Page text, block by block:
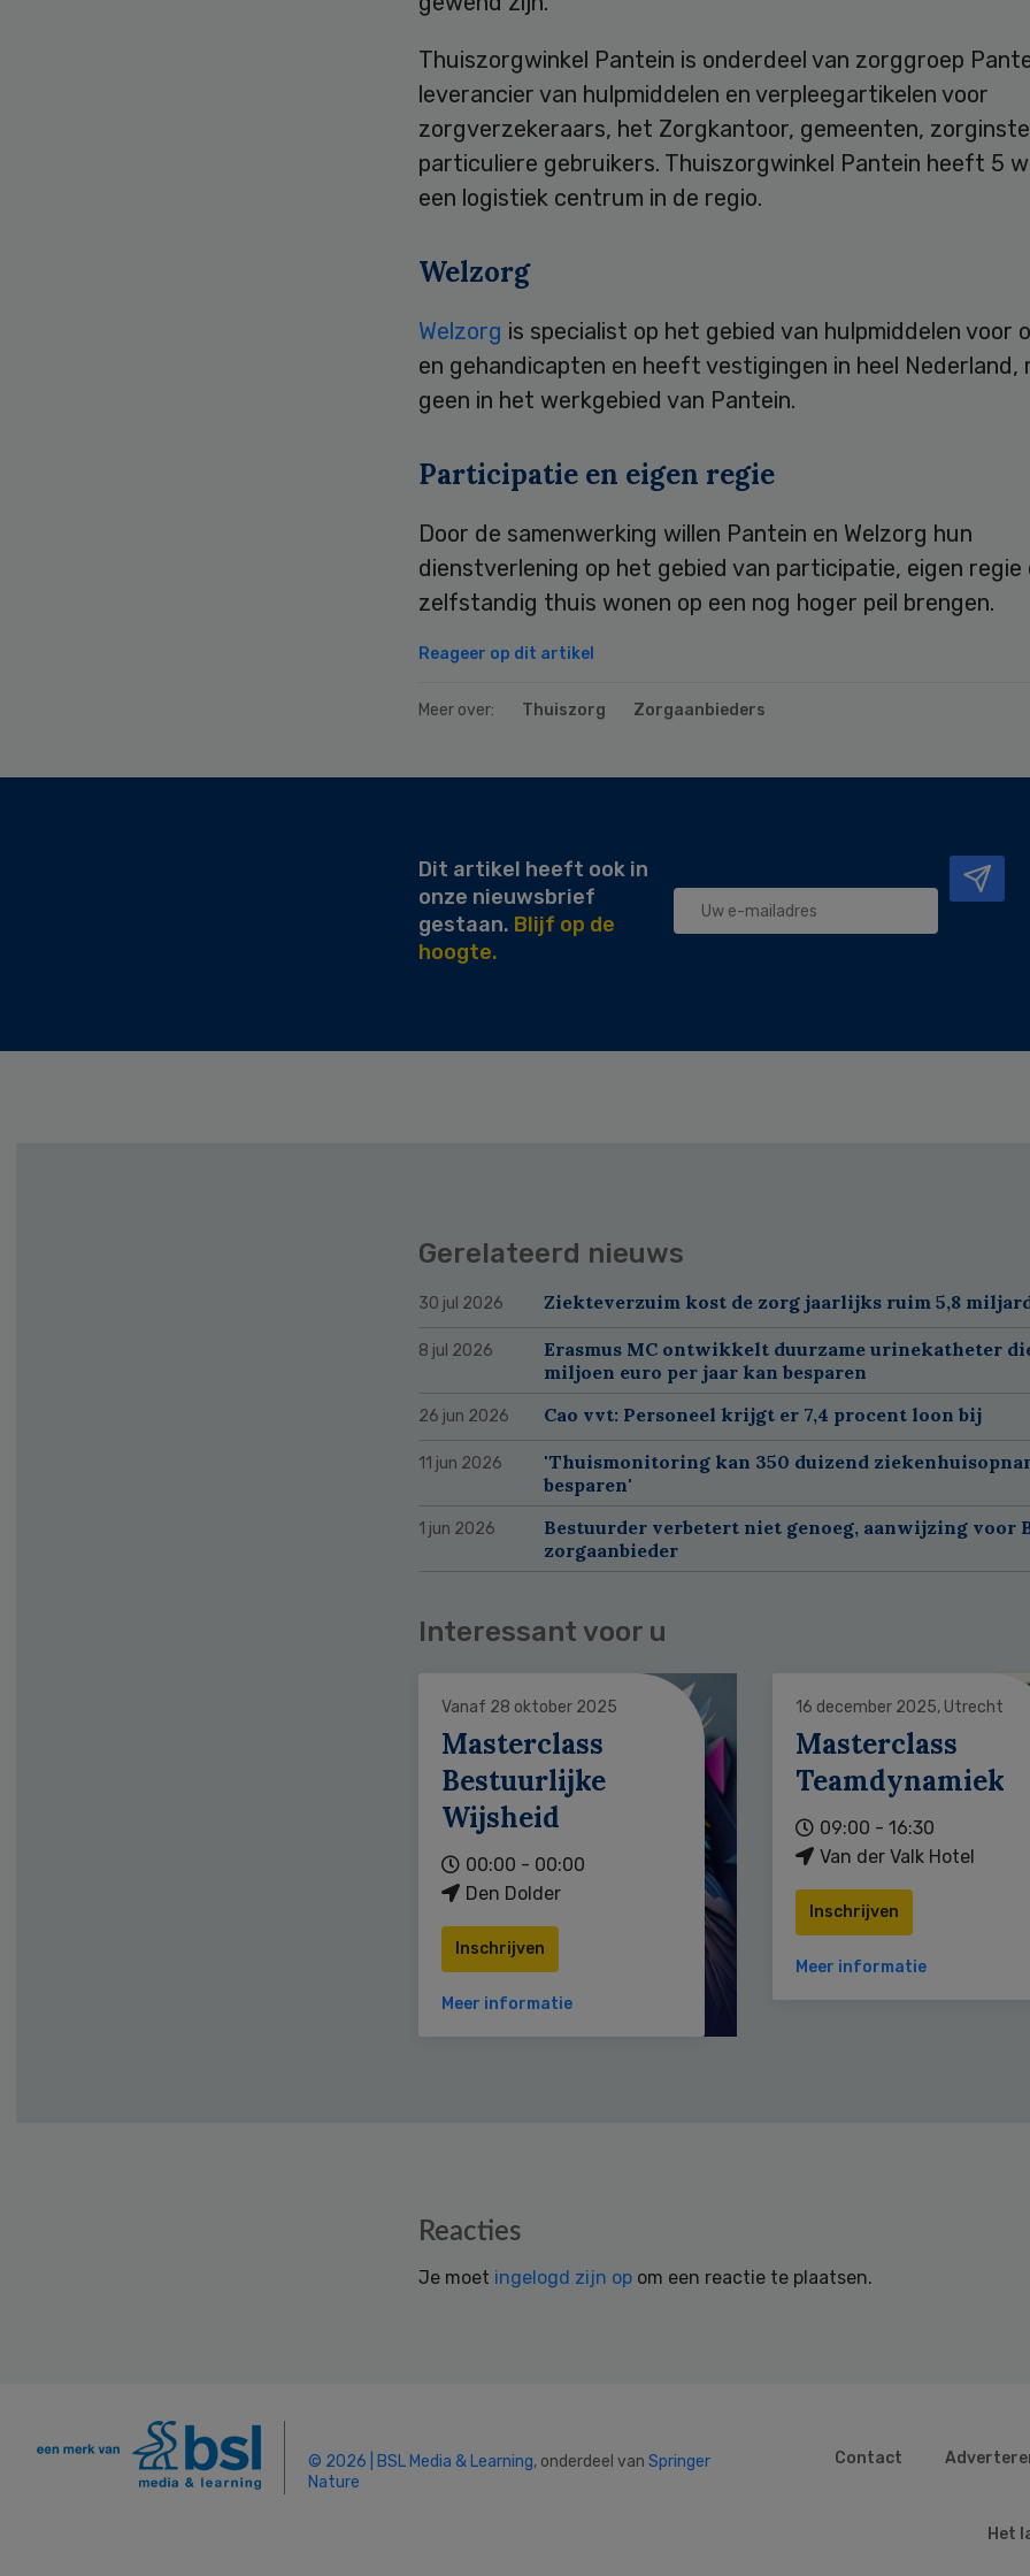
Thuiszorgwinkel Pantein is onderdeel van zorggroep
leverancier van hulpmiddelen en verpleegartikelen voor
zorgverzekeraars, het Zorgkantoor, gemeenten,
particuliere gebruikers. Thuiszorgwinkel Pantein heeft 5
een logistiek centrum in de regio.
Welzorg
Welzorg is specialist op het gebied van hulpmiddelen voor
en gehandicapten en heeft vestigingen in heel Nederland,
geen in het werkgebied van Pantein.
Participatie en eigen regie
Door de samenwerking willen Pantein en Welzorg hun
dienstverlening op het gebied van participatie, eigen regie
zelfstandig thuis wonen op een nog hoger peil brengen.
Reageer op dit artikel
Meer over: Thuiszorg Zorgaanbieders
Secondary
Dit artikel heeft ook in
onze nieuwsbrief
gestaan. Blijf op de
hoogte.
Gerelateerd nieuws
30 jul 2026 Ziekteverzuim kost de zorg jaarlijks ruim 5,8
8 jul 2026
Erasmus MC ontwikkelt duurzame urinekatheter
miljoen euro per jaar kan besparen
26 jun 2026 Cao vvt: Personeel krijgt er 7,4 procent loon bij
11 jun 2026
'Thuismonitoring kan 350 duizend
besparen'
1 jun 2026
Bestuurder verbetert niet genoeg, aanwijzing voor
zorgaanbieder
Interessant voor u
Vanaf 28 oktober 2025
Masterclass
Bestuurlijke
Wijsheid
00:00 - 00:00
Den Dolder
Inschrijven
Meer informatie
16 december 2025, Utrecht
Masterclass
Teamdynamiek
09:00 - 16:30
Van der Valk Hotel
Inschrijven
Meer informatie
Reacties
Je moet ingelogd zijn op om een reactie te plaatsen.
© 2026 | BSL Media & Learning, onderdeel van Springer
Nature
Contact
Het